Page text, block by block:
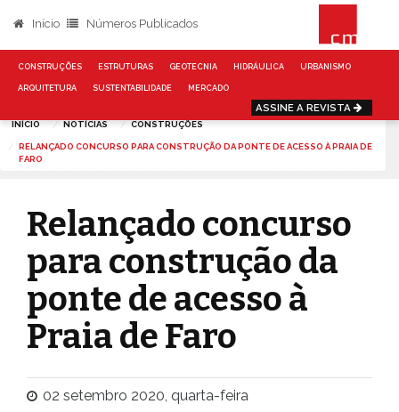
Início Números Publicados
CONSTRUÇÕES ESTRUTURAS GEOTECNIA HIDRÁULICA URBANISMO
ARQUITETURA SUSTENTABILIDADE MERCADO
ASSINE A REVISTA
INÍCIO NOTÍCIAS CONSTRUÇÕES
RELANÇADO CONCURSO PARA CONSTRUÇÃO DA PONTE DE ACESSO À PRAIA DE
FARO
Relançado concurso
para construção da
ponte de acesso à
Praia de Faro
02 setembro 2020, quarta-feira